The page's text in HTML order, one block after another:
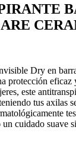
Dry en
protección
este
tus axilas
un cuidado suave